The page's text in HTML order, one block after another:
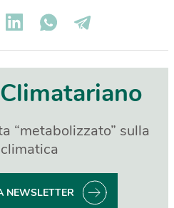
“metabolizzato” sulla
NEWSLETTER